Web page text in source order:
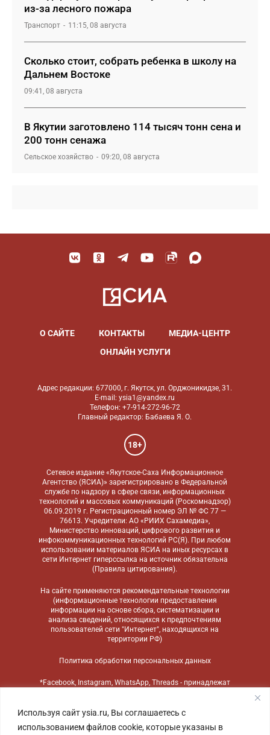
Используя сайт ysia.ru, Вы соглашаетесь с
использованием файлов cookie, которые указаны в
из-за лесного пожара
Транспорт 11:15, 08 августа
Сколько стоит, собрать ребенка в школу на
Дальнем Востоке
09:41, 08 августа
В Якутии заготовлено 114 тысяч тонн сена и
200 тонн сенажа
Сельское хозяйство 09:20, 08 августа
О САЙТЕ КОНТАКТЫ
МЕДИА-ЦЕНТР
ОНЛАЙН УСЛУГИ
Адрес редакции: 677000, г. Якутск, ул. Орджоникидзе, 31.
E-mail: ysia1@yandex.ru
Телефон: +7-914-272-96-72
Главный редактор: Бабаева Я. О.
18+
Сетевое издание «Якутское-Саха Информационное
Агентство (ЯСИА)» зарегистрировано в Федеральной
службе по надзору в сфере связи, информационных
технологий и массовых коммуникаций (Роскомнадзор)
06.09.2019 г. Регистрационный номер ЭЛ № ФС 77 —
76613. Учредители: АО «РИИХ Сахамедиа»,
Министерство инноваций, цифрового развития и
инфокоммуникационных технологий РС(Я). При любом
использовании материалов ЯСИА на иных ресурсах в
сети Интернет гиперссылка на источник обязательна
(Правила цитирования).
На сайте применяются рекомендательные технологии
(информационные технологии предоставления
информации на основе сбора, систематизации и
анализа сведений, относящихся к предпочтениям
пользователей сети "Интернет", находящихся на
территории РФ)
Политика обработки персональных данных
*Facebook, Instagram, WhatsApp, Threads - принадлежат